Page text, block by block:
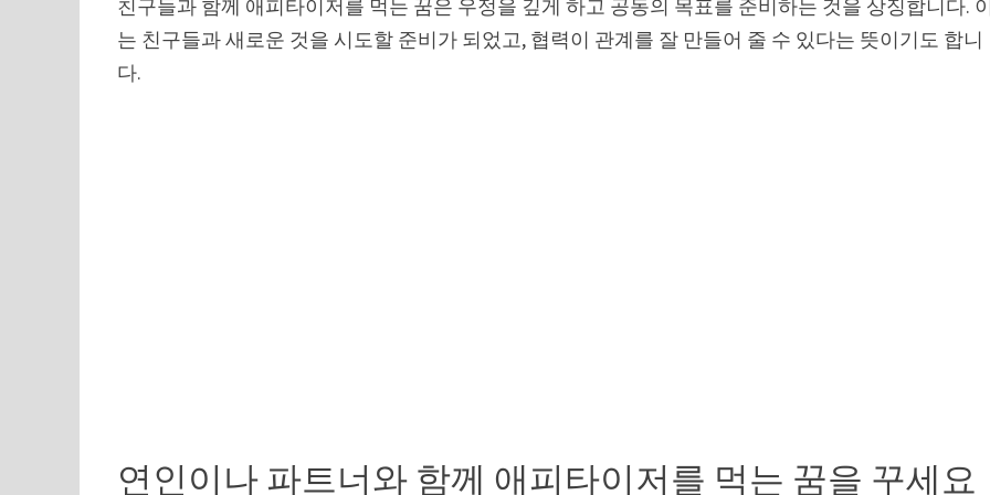
친구들과 함께 애피타이저를 먹는 꿈은 우정을 깊게 하고 공동의 목표를 준비하는 것을 상징합니다.
는 친구들과 새로운 것을 시도할 준비가 되었고, 협력이 관계를 잘 만들어 줄 수 있다는 뜻이기도 합니
다.
연인이나 파트너와 함께 애피타이저를 먹는 꿈을 꾸세요